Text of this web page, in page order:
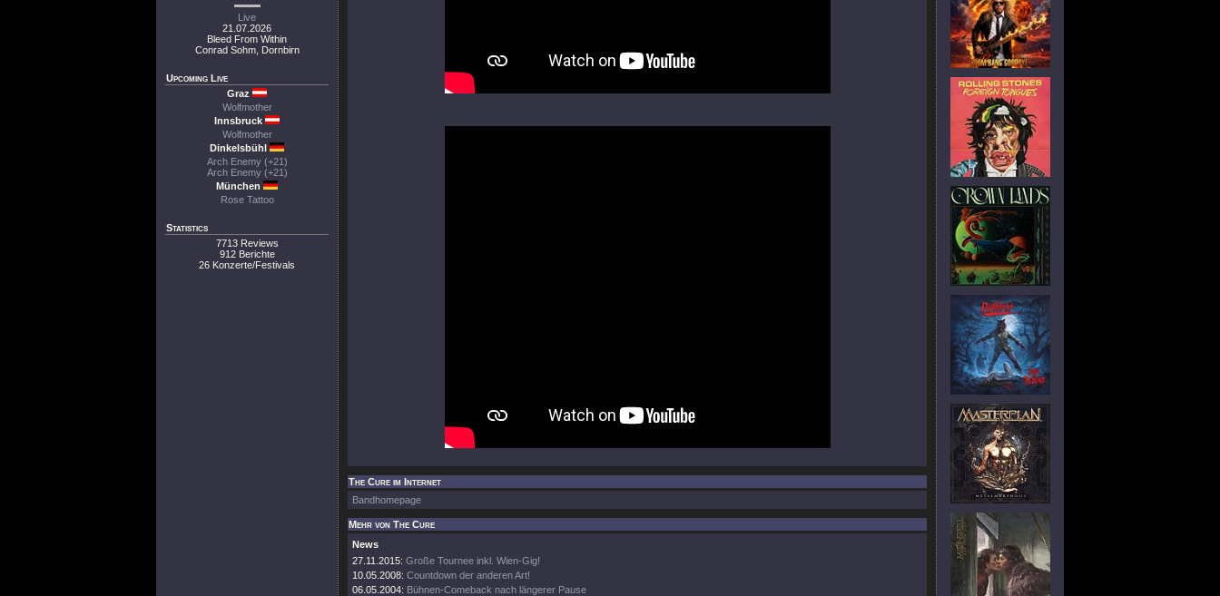
Live
21.07.2026
Bleed From Within
Conrad Sohm, Dornbirn
Upcoming Live
Graz
Wolfmother
Innsbruck
Wolfmother
Dinkelsbühl
Arch Enemy (+21)
Arch Enemy (+21)
München
Rose Tattoo
Statistics
7713 Reviews
912 Berichte
26 Konzerte/Festivals
The Cure im Internet
Bandhomepage
Mehr von The Cure
News
27.11.2015: Große Tournee inkl. Wien-Gig!
10.05.2008: Countdown der anderen Art!
06.05.2004: Bühnen-Comeback nach längerer Pause